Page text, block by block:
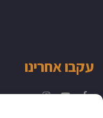
עקבו אחרינו